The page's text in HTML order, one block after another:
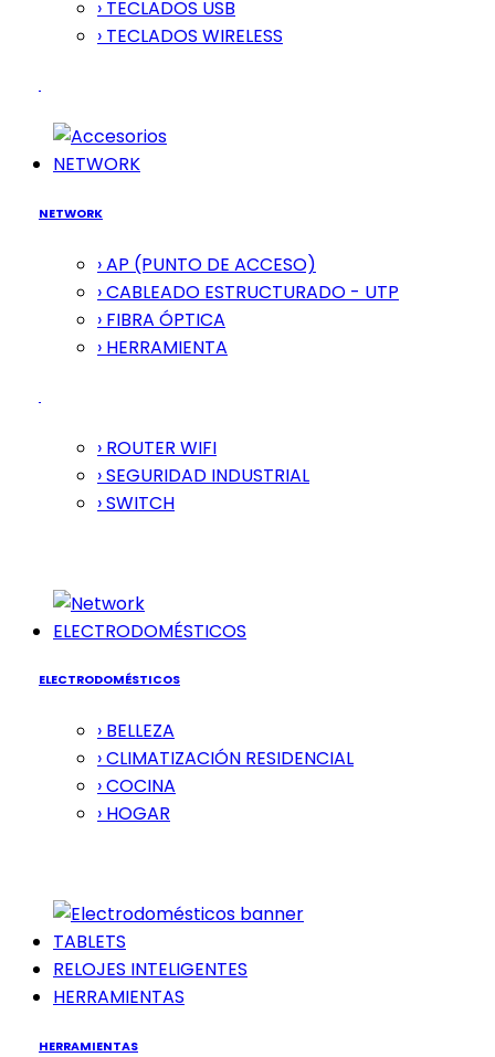
› TECLADOS USB
› TECLADOS WIRELESS
NETWORK
NETWORK
› AP (PUNTO DE ACCESO)
› CABLEADO ESTRUCTURADO - UTP
› FIBRA ÓPTICA
› HERRAMIENTA
› ROUTER WIFI
› SEGURIDAD INDUSTRIAL
› SWITCH
ELECTRODOMÉSTICOS
ELECTRODOMÉSTICOS
› BELLEZA
› CLIMATIZACIÓN RESIDENCIAL
› COCINA
› HOGAR
TABLETS
RELOJES INTELIGENTES
HERRAMIENTAS
HERRAMIENTAS